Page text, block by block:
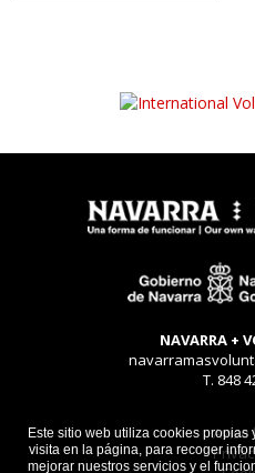
Este sitio web utiliza cookies propias
visita en la página, para recoger
mejorar nuestros servicios y el
NAVARRA +
T. 848
Aviso